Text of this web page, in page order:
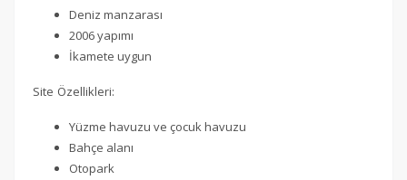
Deniz manzarası
2006 yapımı
İkamete uygun
Site Özellikleri:
Yüzme havuzu ve çocuk havuzu
Bahçe alanı
Otopark